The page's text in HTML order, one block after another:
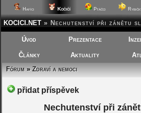
Hafíci Kočičí Ptáčci
KOCICI.NET » Nechutenství při zánětu
Úvod Prezentace
Články Aktuality
Fórum»Zdraví a nemoci
přidat příspěvek
Nechutenství při